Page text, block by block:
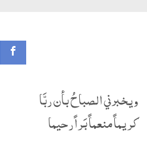
ويخبرني الصباحُ بأن ربَّا
‏كريماً منعماً بَراً رحيما